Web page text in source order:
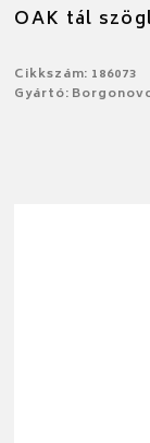
OAK tál
Cikkszám: 186073
Gyártó: